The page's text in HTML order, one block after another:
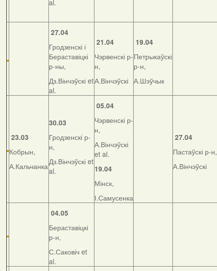
al.
27.04
Гродзенскі і
Бераставіцкі
р-ны,
Дз.Вінчэўскі et
al.
21.04
Чэрвенскі р-
н,
А.Вінчэўскі
19.04
Петрыкаўскі
р-н,
А.Шэўчык
23.03
Кобрын,
А.Кальчанка
30.03
Гродзенскі р-
н,
Дз.Вінчэўскі et
al.
05.04
Чэрвенскі р-
н,
А.Вінчэўскі
et al.
19.04
Мінск,
І.Самусенка
27.04
Пастаўскі р-н,
А.Вінчэўскі
04.05
Бераставіцкі
р-н,
С.Саковіч et
al.